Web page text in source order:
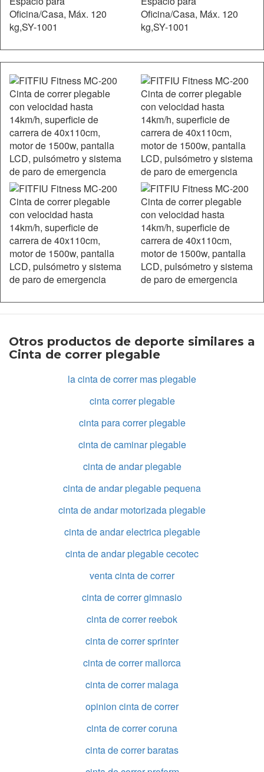
Otros productos de deporte similares a
Cinta de correr plegable
la cinta de correr mas plegable
cinta correr plegable
cinta para correr plegable
cinta de caminar plegable
cinta de andar plegable
cinta de andar plegable pequena
cinta de andar motorizada plegable
cinta de andar electrica plegable
cinta de andar plegable cecotec
venta cinta de correr
cinta de correr gimnasio
cinta de correr reebok
cinta de correr sprinter
cinta de correr mallorca
cinta de correr malaga
opinion cinta de correr
cinta de correr coruna
cinta de correr baratas